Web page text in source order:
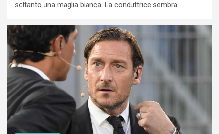
soltanto una maglia bianca. La conduttrice sembra…